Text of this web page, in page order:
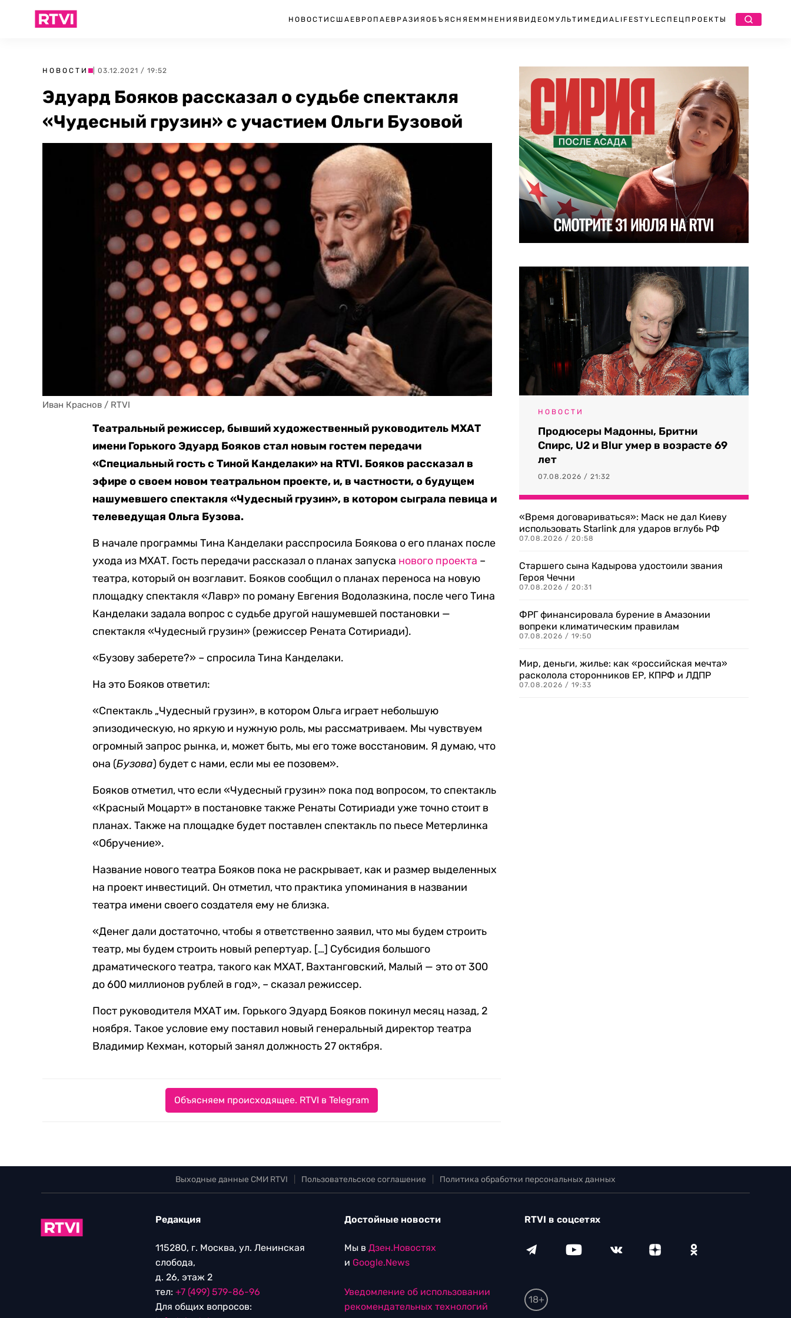
НОВОСТИ США ЕВРОПА ЕВРАЗИЯ ОБЪЯСНЯЕМ МНЕНИЯ ВИДЕО МУЛЬТИМЕДИА LIFESTYLEСПЕЦПРОЕКТЫ
НОВОСТИ | 03.12.2021 / 19:52
Эдуард Бояков рассказал о судьбе спектакля
«Чудесный грузин» с участием Ольги Бузовой
Иван Краснов / RTVI
Театральный режиссер, бывший художественный руководитель МХАТ
имени Горького Эдуард Бояков стал новым гостем передачи
«Специальный гость с Тиной Канделаки» на RTVI. Бояков рассказал в
эфире о своем новом театральном проекте, и, в частности, о будущем
нашумевшего спектакля «Чудесный грузин», в котором сыграла певица и
телеведущая Ольга Бузова.
В начале программы Тина Канделаки расспросила Боякова о его планах после
ухода из МХАТ. Гость передачи рассказал о планах запуска нового проекта –
театра, который он возглавит. Бояков сообщил о планах переноса на новую
площадку спектакля «Лавр» по роману Евгения Водолазкина, после чего Тина
Канделаки задала вопрос с судьбе другой нашумевшей постановки —
спектакля «Чудесный грузин» (режиссер Рената Сотириади).
«Бузову заберете?» – спросила Тина Канделаки.
На это Бояков ответил:
«Спектакль „Чудесный грузин», в котором Ольга играет небольшую
эпизодическую, но яркую и нужную роль, мы рассматриваем. Мы чувствуем
огромный запрос рынка, и, может быть, мы его тоже восстановим. Я думаю, что
она (Бузова) будет с нами, если мы ее позовем».
Бояков отметил, что если «Чудесный грузин» пока под вопросом, то спектакль
«Красный Моцарт» в постановке также Ренаты Сотириади уже точно стоит в
планах. Также на площадке будет поставлен спектакль по пьесе Метерлинка
«Обручение».
Название нового театра Бояков пока не раскрывает, как и размер выделенных
на проект инвестиций. Он отметил, что практика упоминания в названии
театра имени своего создателя ему не близка.
«Денег дали достаточно, чтобы я ответственно заявил, что мы будем строить
театр, мы будем строить новый репертуар. […] Субсидия большого
драматического театра, такого как МХАТ, Вахтанговский, Малый — это от 300
до 600 миллионов рублей в год», – сказал режиссер.
Пост руководителя МХАТ им. Горького Эдуард Бояков покинул месяц назад, 2
ноября. Такое условие ему поставил новый генеральный директор театра
Владимир Кехман, который занял должность 27 октября.
Объясняем происходящее. RTVI в Telegram
НОВОСТИ
Продюсеры Мадонны, Бритни
Спирс, U2 и Blur умер в возрасте 69
лет
07.08.2026 / 21:32
«Время договариваться»: Маск не дал Киеву
использовать Starlink для ударов вглубь РФ
07.08.2026 / 20:58
Старшего сына Кадырова удостоили звания
Героя Чечни
07.08.2026 / 20:31
ФРГ финансировала бурение в Амазонии
вопреки климатическим правилам
07.08.2026 / 19:50
Мир, деньги, жилье: как «российская мечта»
расколола сторонников ЕР, КПРФ и ЛДПР
07.08.2026 / 19:33
Выходные данные СМИ RTVI Пользовательское соглашение Политика обработки персональных данных
Редакция
115280, г. Москва, ул. Ленинская
слобода,
д. 26, этаж 2
тел: +7 (499) 579-86-96
Для общих вопросов:
Достойные новости
Мы в Дзен.Новостях
и Google.News
Уведомление об использовании
рекомендательных технологий
RTVI в соцсетях
18+